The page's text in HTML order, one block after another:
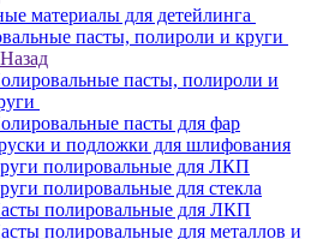
материалы для детейлинга
пасты, полироли и круги
Назад
пасты, полироли и
пасты для фар
и подложки для шлифования
полировальные для ЛКП
полировальные для стекла
полировальные для ЛКП
полировальные для металлов и